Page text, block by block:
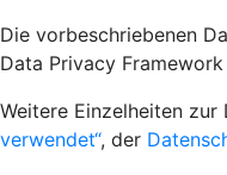
Die vorbeschriebenen
Data Privacy
Weitere Einzelheiten
verwendet“, der